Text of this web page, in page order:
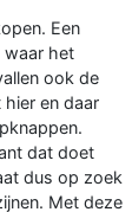
Een
waar het
ook de
en daar
dat doet
dus op zoek
Met deze